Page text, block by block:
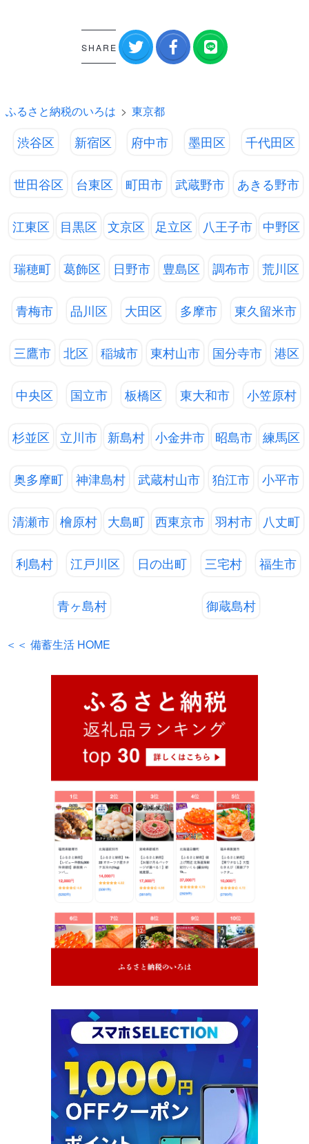
SHARE
ふるさと納税のいろは 東京都
渋谷区 新宿区 府中市 墨田区 千代田区
世田谷区 台東区 町田市 武蔵野市 あきる野市
江東区 目黒区 文京区 足立区 八王子市 中野区
瑞穂町 葛飾区 日野市 豊島区 調布市 荒川区
青梅市 品川区 大田区 多摩市 東久留米市
三鷹市 北区 稲城市 東村山市 国分寺市 港区
中央区 国立市 板橋区 東大和市 小笠原村
杉並区 立川市 新島村 小金井市 昭島市 練馬区
奥多摩町 神津島村 武蔵村山市 狛江市 小平市
清瀬市 檜原村 大島町 西東京市 羽村市 八丈町
利島村 江戸川区 日の出町 三宅村 福生市
青ヶ島村 御蔵島村
＜＜ 備蓄生活 HOME